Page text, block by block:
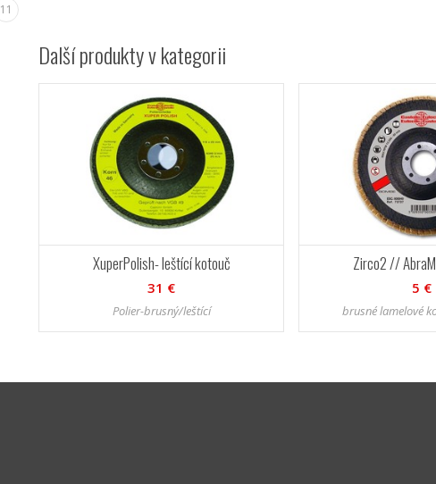
11
Další produkty v kategorii
XuperPolish- leštící kotouč
31 €
Polier-brusný/leštící
Zirco2 //
5 €
brusné lamelové